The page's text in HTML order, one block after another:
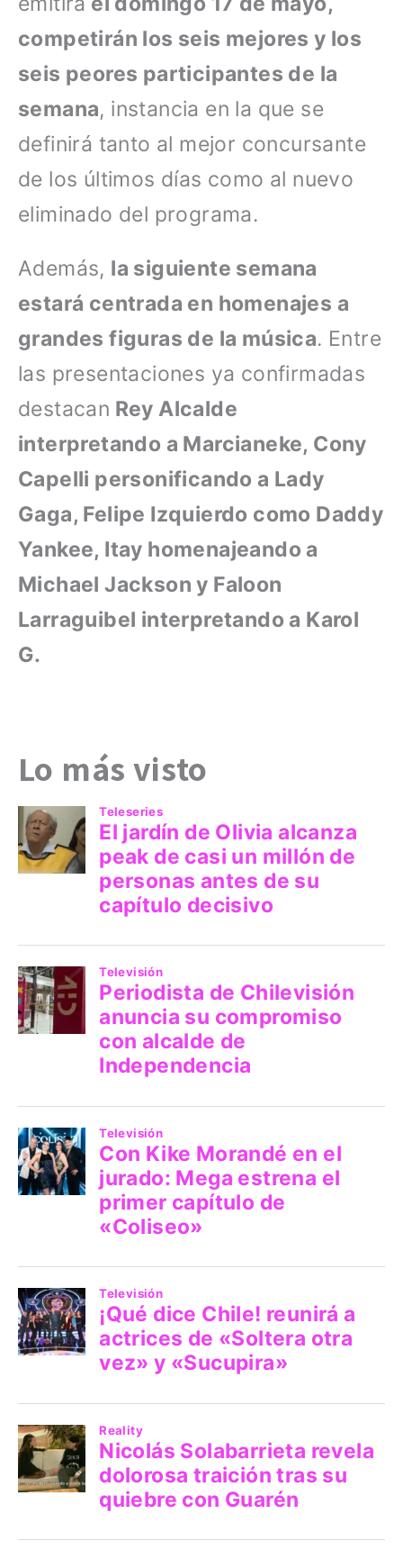
competirán los seis mejores y los
seis peores participantes de la
semana, instancia en la que se
definirá tanto al mejor concursante
de los últimos días como al nuevo
eliminado del programa.
Además, la siguiente semana
estará centrada en homenajes a
grandes figuras de la música. Entre
las presentaciones ya confirmadas
destacan Rey Alcalde
interpretando a Marcianeke, Cony
Capelli personificando a Lady
Gaga, Felipe Izquierdo como Daddy
Yankee, Itay homenajeando a
Michael Jackson y Faloon
Larraguibel interpretando a Karol
G.
Lo más visto